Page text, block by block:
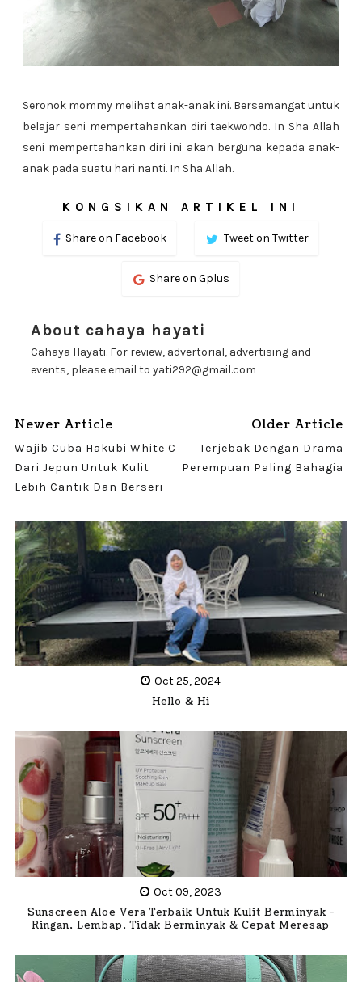
Seronok mommy melihat anak-anak ini. Bersemangat untuk
belajar seni mempertahankan diri taekwondo. In Sha Allah
seni mempertahankan diri ini akan berguna kepada anak-
anak pada suatu hari nanti. In Sha Allah.
KONGSIKAN ARTIKEL INI
Share on Facebook Tweet on Twitter
Share on Gplus
About cahaya hayati
Cahaya Hayati. For review, advertorial, advertising and
events, please email to yati292@gmail.com
Newer Article
Wajib Cuba Hakubi White C
Dari Jepun Untuk Kulit
Lebih Cantik Dan Berseri
Older Article
Terjebak Dengan Drama
Perempuan Paling Bahagia
Oct 25, 2024
Hello & Hi
Oct 09, 2023
Sunscreen Aloe Vera Terbaik Untuk Kulit Berminyak -
Ringan, Lembap, Tidak Berminyak & Cepat Meresap